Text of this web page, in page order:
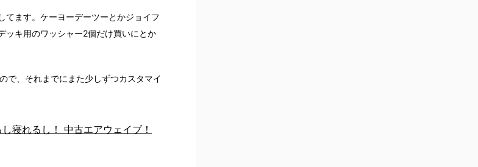
てます。ケーヨーデーツーとかジョイフ
ッキ用のワッシャー2個だけ買いにとか
で、それまでにまた少しずつカスタマイ
寝れるし！ 中古エアウェイブ！